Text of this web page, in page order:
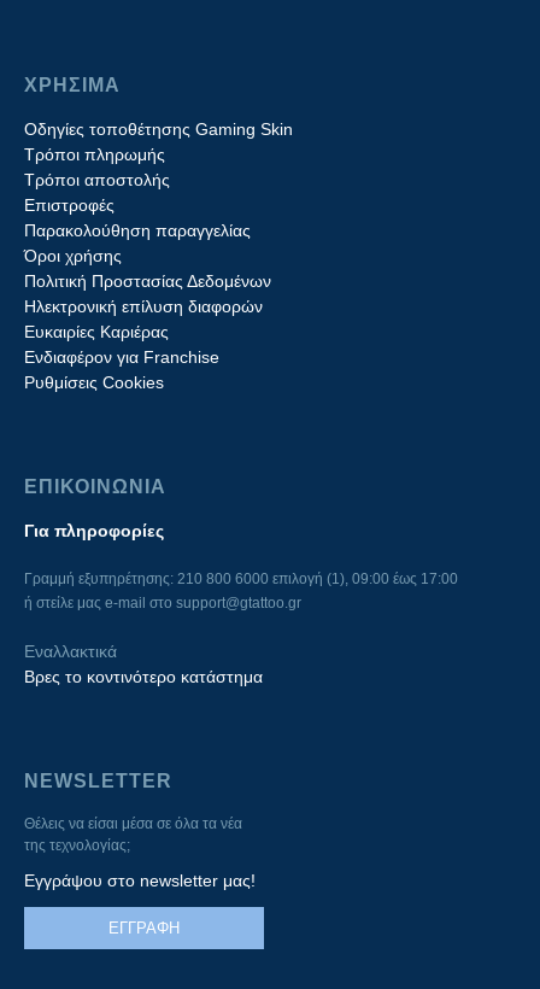
ΧΡΗΣΙΜΑ
Οδηγίες τοποθέτησης Gaming Skin
Τρόποι πληρωμής
Τρόποι αποστολής
Επιστροφές
Παρακολούθηση παραγγελίας
Όροι χρήσης
Πολιτική Προστασίας Δεδομένων
Ηλεκτρονική επίλυση διαφορών
Ευκαιρίες Καριέρας
Ενδιαφέρον για Franchise
Ρυθμίσεις Cookies
ΕΠΙΚΟΙΝΩΝΙΑ
Για πληροφορίες
Γραμμή εξυπηρέτησης: 210 800 6000 επιλογή (1), 09:00 έως 17:00
ή στείλε μας e-mail στο support@gtattoo.gr
Εναλλακτικά
Βρες το κοντινότερο κατάστημα
NEWSLETTER
Θέλεις να είσαι μέσα σε όλα τα νέα
της τεχνολογίας;
Εγγράψου στο newsletter μας!
ΕΓΓΡΑΦΗ